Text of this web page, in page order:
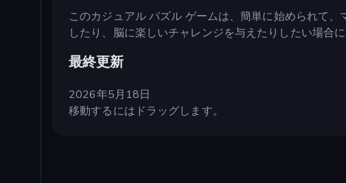
このカジュアル パズル ゲームは、簡単に始められて
したり、脳に楽しいチャレンジを与えたりしたい場合に
最終更新
2026年5月18日
移動するにはドラッグします。